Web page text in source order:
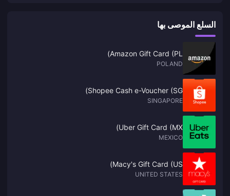
السلع الموصى بها
Amazon Gift Card (PL)
POLAND
Shopee Cash e-Voucher (SG)
SINGAPORE
Uber Gift Card (MX)
MEXICO
Macy's Gift Card (US)
UNITED STATES